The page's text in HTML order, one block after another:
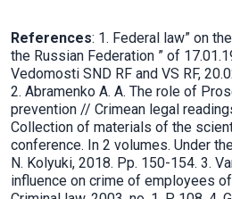
References: 1. Federal law” on
the Russian Federation ” of
Vedomosti SND RF and VS RF,
2. Abramenko A. A. The role of
prevention // Crimean legal
Collection of materials of the
conference. In 2 volumes. Under
N. Kolyuki, 2018. Pp. 150-154. 3.
influence on crime of employees